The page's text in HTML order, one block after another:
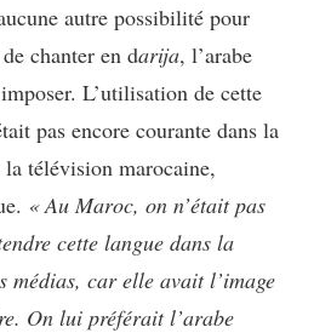
autre possibilité pour
chanter en darija, l’arabe
L’utilisation de cette
pas encore courante dans la
télévision marocaine,
« Au Maroc, on n’était pas
cette langue dans la
médias, car elle avait l’image
On lui préférait l’arabe